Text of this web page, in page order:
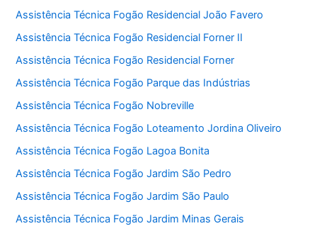
Assistência Técnica Fogão Residencial João Favero
Assistência Técnica Fogão Residencial Forner II
Assistência Técnica Fogão Residencial Forner
Assistência Técnica Fogão Parque das Indústrias
Assistência Técnica Fogão Nobreville
Assistência Técnica Fogão Loteamento Jordina Oliveiro
Assistência Técnica Fogão Lagoa Bonita
Assistência Técnica Fogão Jardim São Pedro
Assistência Técnica Fogão Jardim São Paulo
Assistência Técnica Fogão Jardim Minas Gerais